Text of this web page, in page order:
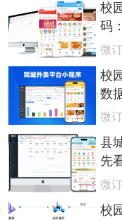
校
码
微订
校
数
微订
县
先
微订
校